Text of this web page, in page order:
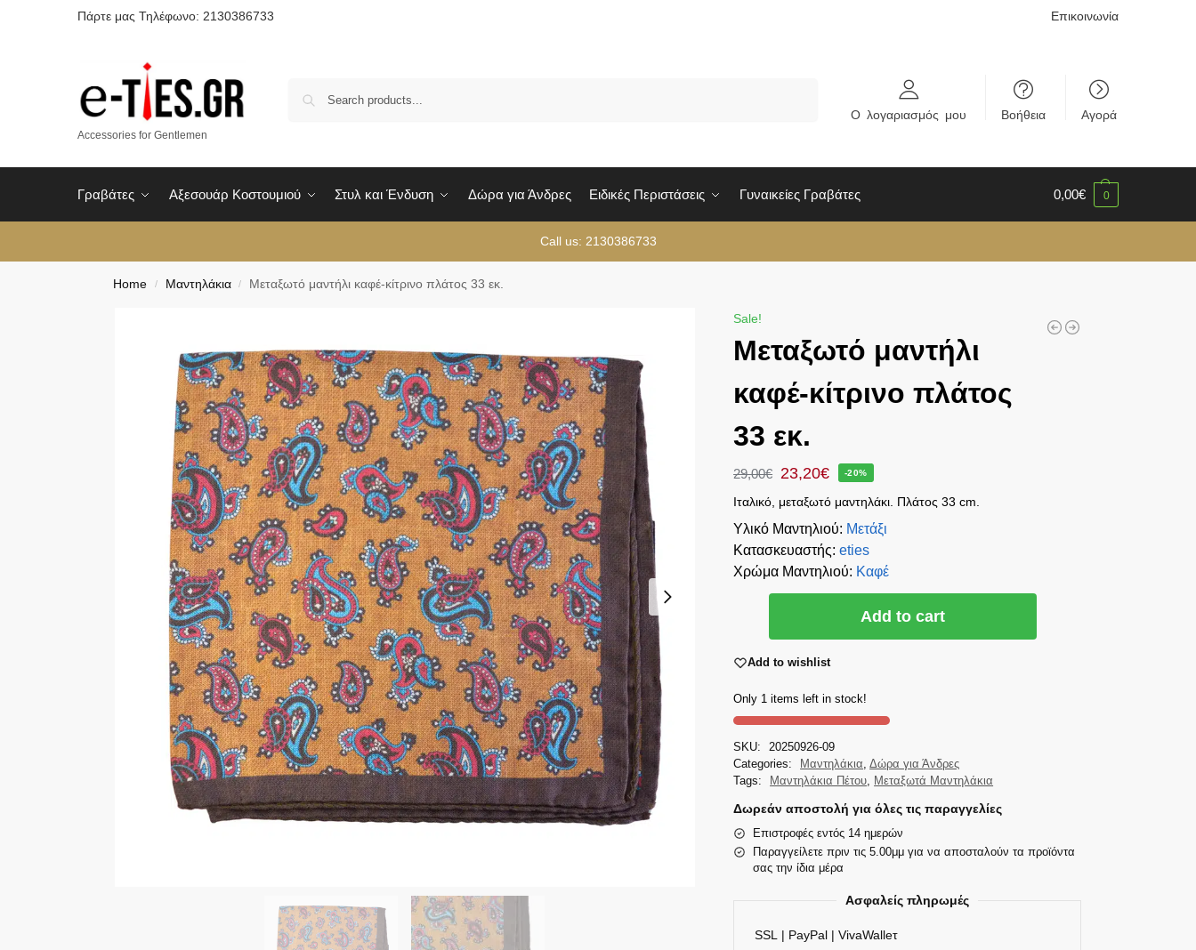
Πάρτε μας Τηλέφωνο: 2130386733 Επικοινωνία
Accessories for Gentlemen
Ο λογαριασμός μου Βοήθεια Αγορά
Γραβάτες Αξεσουάρ Κοστουμιού Στυλ και Ένδυση Δώρα για Άνδρες Ειδικές Περιστάσεις Γυναικείες Γραβάτες 0,00€ 0
Call us: 2130386733
Home / Μαντηλάκια / Mεταξωτό μαντήλι καφέ-κίτρινο πλάτος 33 εκ.
Sale!
Mεταξωτό μαντήλι
καφέ-κίτρινο πλάτος
33 εκ.
29,00€ 23,20€ -20%
Ιταλικό, μεταξωτό μαντηλάκι. Πλάτος 33 cm.
Υλικό Μαντηλιού: Μετάξι
Κατασκευαστής:eties
Χρώμα Μαντηλιού: Καφέ
Add to cart
Add to wishlist
Only 1 items left in stock!
SKU:
20250926-09
Categories:
Μαντηλάκια ,Δώρα για Άνδρες
Tags:
Μαντηλάκια Πέτου Μεταξωτά Μαντηλάκια
Δωρεάν αποστολή για όλες τις παραγγελίες
Επιστροφές εντός 14 ημερών
Παραγγείλετε πριν τις 5.00μμ για να αποσταλούν τα προϊόντα
σας την ίδια μέρα
Ασφαλείς πληρωμές
SSL | PayPal | VivaWalleτ